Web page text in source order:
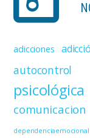
adicciones
autocontrol
psicológica
comunicacion
dependenciaemocional